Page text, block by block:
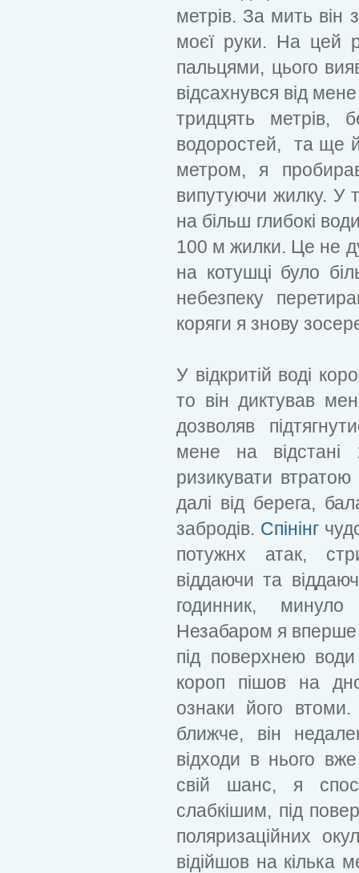
метрів. За мить він
моєї руки. На цей
пальцями, цього
відсахнувся від
тридцять метрів,
водоростей, та ще
метром, я
випутуючи жилку. У
на більш глибокі
100 м жилки. Це не
на котушці було
небезпеку
коряги я знову
У відкритій воді
то він диктував
дозволяв
мене на
ризикувати
далі від берега,
забродів. Спінінг
потужнх атак,
віддаючи та
годинник,
Незабаром я вперше
під поверхнею
короп пішов на
ознаки його
ближче, він
відходи в нього
свій шанс, я
слабкішим, під
поляризаційних
відійшов на кілька